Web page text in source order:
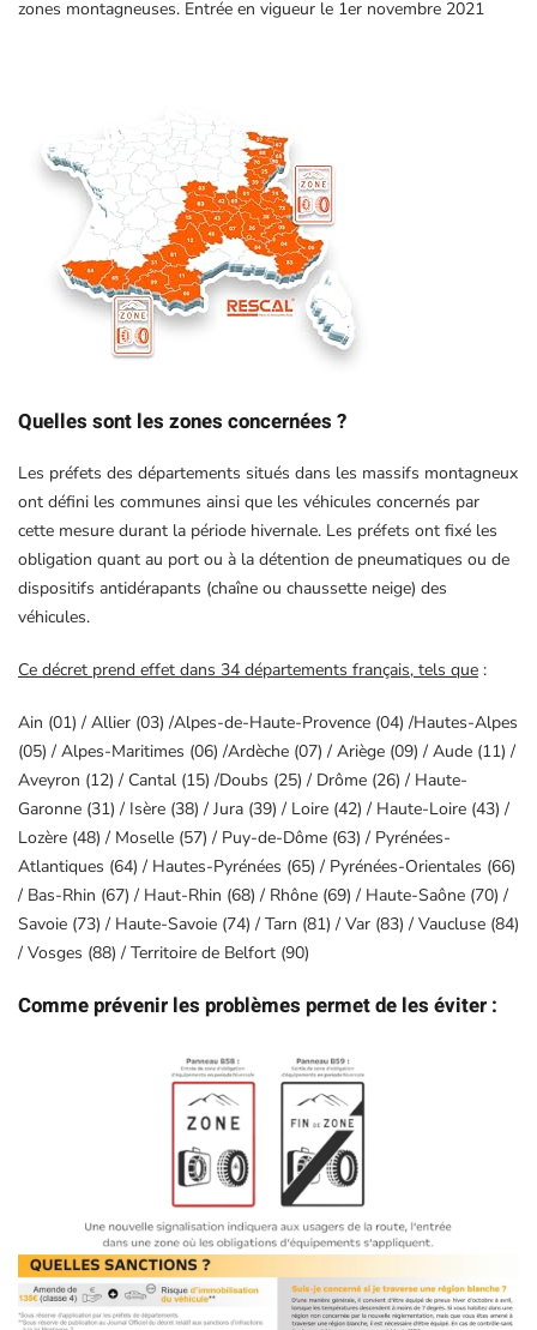
zones montagneuses. Entrée en vigueur le 1er novembre 2021
Quelles sont les zones concernées ?
Les préfets des départements situés dans les massifs montagneux
ont défini les communes ainsi que les véhicules concernés par
cette mesure durant la période hivernale. Les préfets ont fixé les
obligation quant au port ou à la détention de pneumatiques ou de
dispositifs antidérapants (chaîne ou chaussette neige) des
véhicules.
Ce décret prend effet dans 34 départements français, tels que :
Ain (01) / Allier (03) /Alpes-de-Haute-Provence (04) /Hautes-Alpes
(05) / Alpes-Maritimes (06) /Ardèche (07) / Ariège (09) / Aude (11) /
Aveyron (12) / Cantal (15) /Doubs (25) / Drôme (26) / Haute-
Garonne (31) / Isère (38) / Jura (39) / Loire (42) / Haute-Loire (43) /
Lozère (48) / Moselle (57) / Puy-de-Dôme (63) / Pyrénées-
Atlantiques (64) / Hautes-Pyrénées (65) / Pyrénées-Orientales (66)
/ Bas-Rhin (67) / Haut-Rhin (68) / Rhône (69) / Haute-Saône (70) /
Savoie (73) / Haute-Savoie (74) / Tarn (81) / Var (83) / Vaucluse (84)
/ Vosges (88) / Territoire de Belfort (90)
Comme prévenir les problèmes permet de les éviter :